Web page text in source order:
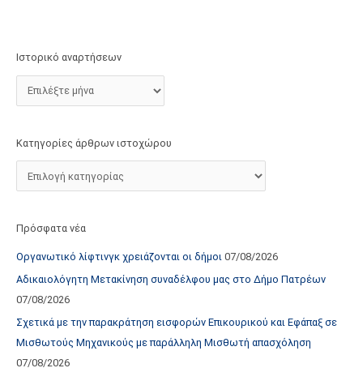
Ιστορικό αναρτήσεων
Κατηγορίες άρθρων ιστοχώρου
χ
ώ
υ
Πρόσφατα νέα
Οργανωτικό λίφτινγκ χρειάζονται οι δήμοι 07/08/2026
Αδικαιολόγητη Μετακίνηση συναδέλφου μας στο Δήμο Πατρέων
07/08/2026
Σχετικά με την παρακράτηση εισφορών Επικουρικού και Εφάπαξ σε
Μισθωτούς Μηχανικούς με παράλληλη Μισθωτή απασχόληση
07/08/2026